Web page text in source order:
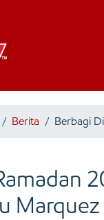
/ Berita / Berbagi